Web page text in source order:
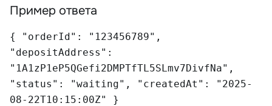
Пример ответа
{ "orderId": "123456789",
"depositAddress":
"1A1zP1eP5QGefi2DMPTfTL5SLmv7DivfNa",
"status": "waiting", "createdAt": "2025-
08-22T10:15:00Z" }